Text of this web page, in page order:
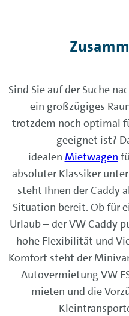
Sind Sie auf der Suche
ein großzügiges
trotzdem noch optimal
geeignet ist?
idealen Mietwagen
absoluter Klassiker
steht Ihnen der Caddy
Situation bereit. Ob für
Urlaub – der VW Caddy
hohe Flexibilität und
Komfort steht der
Autovermietung VW
mieten und die